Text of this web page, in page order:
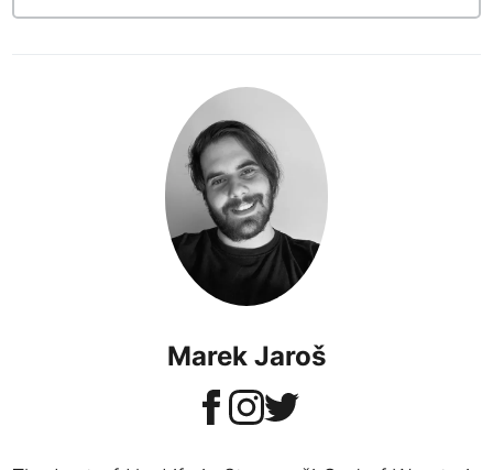
Marek Jaroš